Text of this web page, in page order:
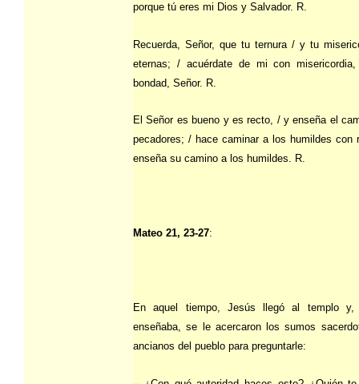
porque tú eres mi Dios y Salvador. R.
Recuerda, Señor, que tu ternura / y tu
eternas; / acuérdate de mi con
bondad, Señor. R.
El Señor es bueno y es recto, / y enseña el
pecadores; / hace caminar a los humildes con
enseña su camino a los humildes. R.
Mateo 21, 23-27:
En aquel tiempo, Jesús llegó al templo y,
enseñaba, se le acercaron los sumos
ancianos del pueblo para preguntarle: